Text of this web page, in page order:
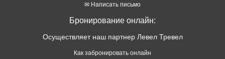
✉ Написать письмо
Бронирование онлайн:
Осуществляет наш партнер Левел Тревел
Как забронировать онлайн